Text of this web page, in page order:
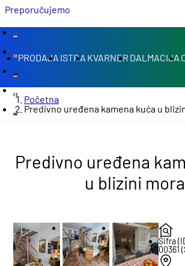
PRODAJA ISTRA KVARNER DALMACIJA
Početna
Predivno uređena kamena kuća u
Predivno uređena
u blizini mora
Preporučujemo
Šifra
00361